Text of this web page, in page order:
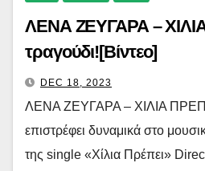
ΛΕΝΑ ΖΕΥΓΑΡΑ –
τραγούδι![Βίντεο]
DEC 18, 2023
ΛΕΝΑ ΖΕΥΓΑΡΑ – ΧΙΛΙΑ
επιστρέφει δυναμικά στο
της single «Χίλια Πρέπει»